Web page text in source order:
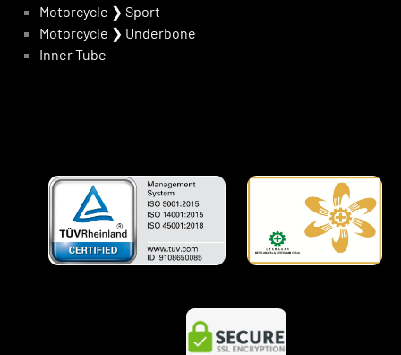
Motorcycle ❯ Sport
Motorcycle ❯ Underbone
Inner Tube